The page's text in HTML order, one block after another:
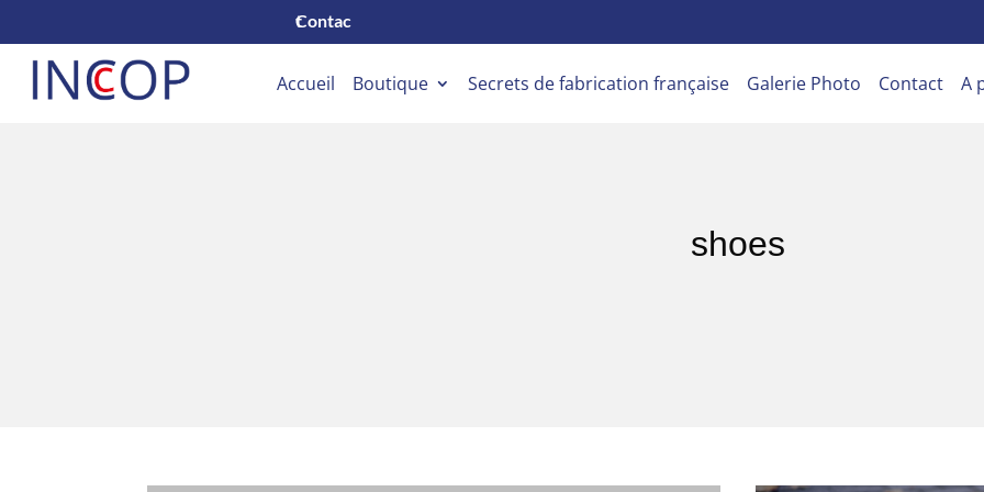
Contact
Accueil Boutique Secrets de fabrication française Galerie Photo Contact A
shoes